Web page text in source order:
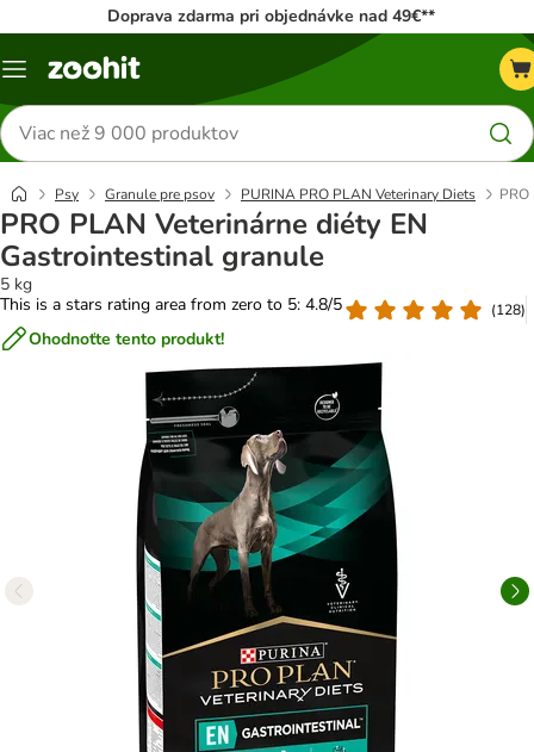
Doprava zdarma pri objednávke nad 49€**
Kategórie
Hľadať
produkty
Psy Granule pre psov PURINA PRO PLAN Veterinary Diets
PRO PLAN Veterinárne diéty EN
Gastrointestinal granule
5 kg
This is a stars rating area from zero to 5: 4.8/5
(128)
Ohodnoťte tento produkt!